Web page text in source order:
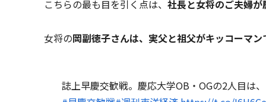
こちらの最も目を引く点は、 社長と女将のご夫婦
女将の岡副徳子さんは、実父と祖父がキッコーマ
誌上早慶交歓戦。慶応大学OB・OGの2人目は